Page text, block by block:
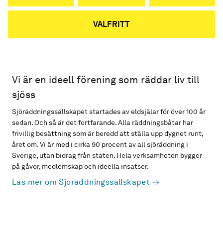
VALFRITT
Vi är en ideell förening som räddar liv till
sjöss
Sjöräddningssällskapet startades av eldsjälar för över 100 år
sedan. Och så är det fortfarande. Alla räddningsbåtar har
frivillig besättning som är beredd att ställa upp dygnet runt,
året om. Vi är med i cirka 90 procent av all sjöräddning i
Sverige, utan bidrag från staten. Hela verksamheten bygger
på gåvor, medlemskap och ideella insatser.
Läs mer om Sjöräddningssällskapet